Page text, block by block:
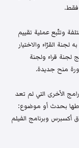
فقط.
المختلفة وتتّبع عملية تقييم
لجنة القرّاء والاختيار
لجنة قراء ولجنة
منح جديدة.
الأخرى التي لم تعد
بحدث أو موضوع:
أكسبرس وبرنامج الفيلم